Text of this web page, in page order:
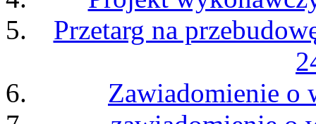
Przetarg na
Zawiadomienie o